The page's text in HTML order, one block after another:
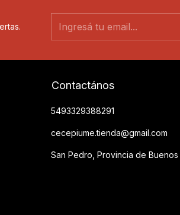
Contactános
5493329388291
cecepiume.tienda@gmail.com
San Pedro, Provincia de Buenos